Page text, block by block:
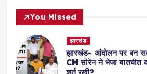
You Missed
पर बन सकती है सहमति,
भेजा बातचीत का संदेश,छात्रों ने